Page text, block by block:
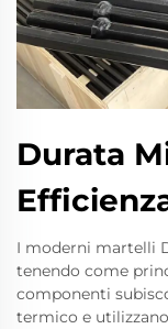
Durata
I moderni martelli
tenendo come
componenti
termico e